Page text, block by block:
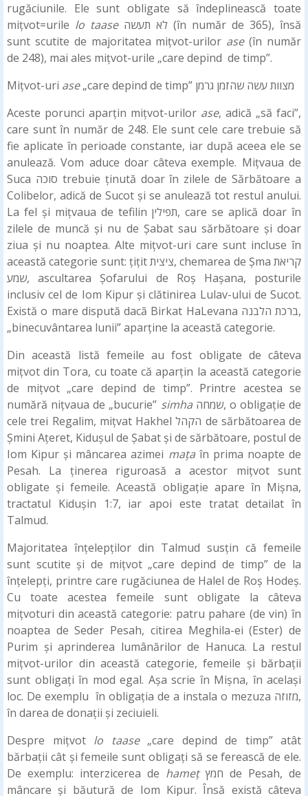
rugăciunile. Ele sunt obligate să îndeplinească toate
mițvot=urile lo taaseלא תעשה (în număr de 365), însă
sunt scutite de majoritatea mițvot-urilor ase(în număr
de 248), mai ales mițvot-urile „care depind de timp”.
Mițvot-uri ase
„care depind de timp” מצוות עשה שהזמן גרמן
Aceste porunci aparțin mițvot-urilor ase, adică „să faci”,
care sunt în număr de 248. Ele sunt cele care trebuie să
fie aplicate în perioade constante, iar după aceea ele se
anulează. Vom aduce doar câteva exemple. Mițvaua de
Suca סוכה trebuie ținută doar în zilele de Sărbătoare a
Colibelor, adică de Sucot și se anulează tot restul anului.
La fel și mițvaua de tefilin תפילין, care se aplică doar în
zilele de muncă și nu de Șabat sau sărbătoare și doar
ziua și nu noaptea. Alte mițvot-uri care sunt incluse în
această categorie sunt: țițit ציצית, chemarea de Șma קריאת
שמע, ascultarea Șofarului de Roș Hașana, posturile
inclusiv cel de Iom Kipur și clătinirea Lulav-ului de Sucot.
Există o mare dispută dacă Birkat HaLevana ברכת הלבנה,
„binecuvântarea lunii” aparține la această categorie.
Din această listă femeile au fost obligate de câteva
mițvot din Tora, cu toate că aparțin la această categorie
de mițvot „care depind de timp”. Printre acestea se
numără nițvaua de „bucurie” simhaשמחה, o obligație de
cele trei Regalim, mițvat Hakhel הקהל de sărbătoarea de
Șmini Ațeret, Kidușul de Șabat și de sărbătoare, postul de
Iom Kipur și mâncarea azimei mațaîn prima noapte de
Pesah. La ținerea riguroasă a acestor mițvot sunt
obligate și femeile. Această obligație apare în Mișna,
tractatul Kidușin 1:7, iar apoi este tratat detailat în
Talmud.
Majoritatea înțelepților din Talmud susțin că femeile
sunt scutite și de mițvot „care depind de timp” de la
înțelepți, printre care rugăciunea de Halel de Roș Hodeș.
Cu toate acestea femeile sunt obligate la câteva
mițvoturi din această categorie: patru pahare (de vin) în
noaptea de Seder Pesah, citirea Meghila-ei (Ester) de
Purim și aprinderea lumânărilor de Hanuca. La restul
mițvot-urilor din această categorie, femeile și bărbații
sunt obligați în mod egal. Așa scrie în Mișna, în același
loc. De exemplu în obligația de a instala o mezuza מזוזה,
în darea de donații și zeciuieli.
Despre mițvot lo taase„care depind de timp” atât
bărbații cât și femeile sunt obligați să se ferească de ele.
De exemplu: interzicerea de hamețחמץ de Pesah, de
mâncare și băutură de Iom Kipur. Însă există câteva